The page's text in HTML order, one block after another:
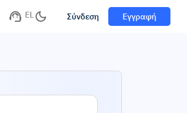
EL Σύνδεση Εγγραφή